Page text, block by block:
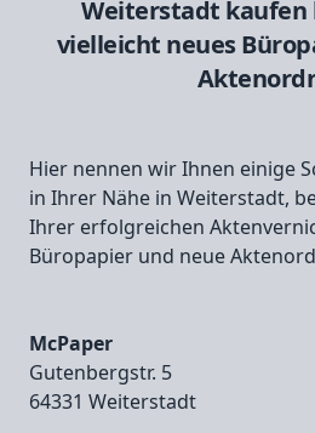
Weiterstadt kaufen
vielleicht neues
Hier nennen wir Ihnen einige
in Ihrer Nähe in Weiterstadt,
Ihrer erfolgreichen
Büropapier und neue
McPaper
Gutenbergstr. 5
64331 Weiterstadt